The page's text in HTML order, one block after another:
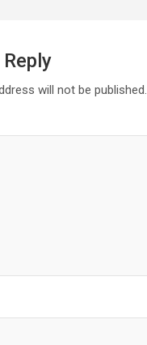
will not be published.